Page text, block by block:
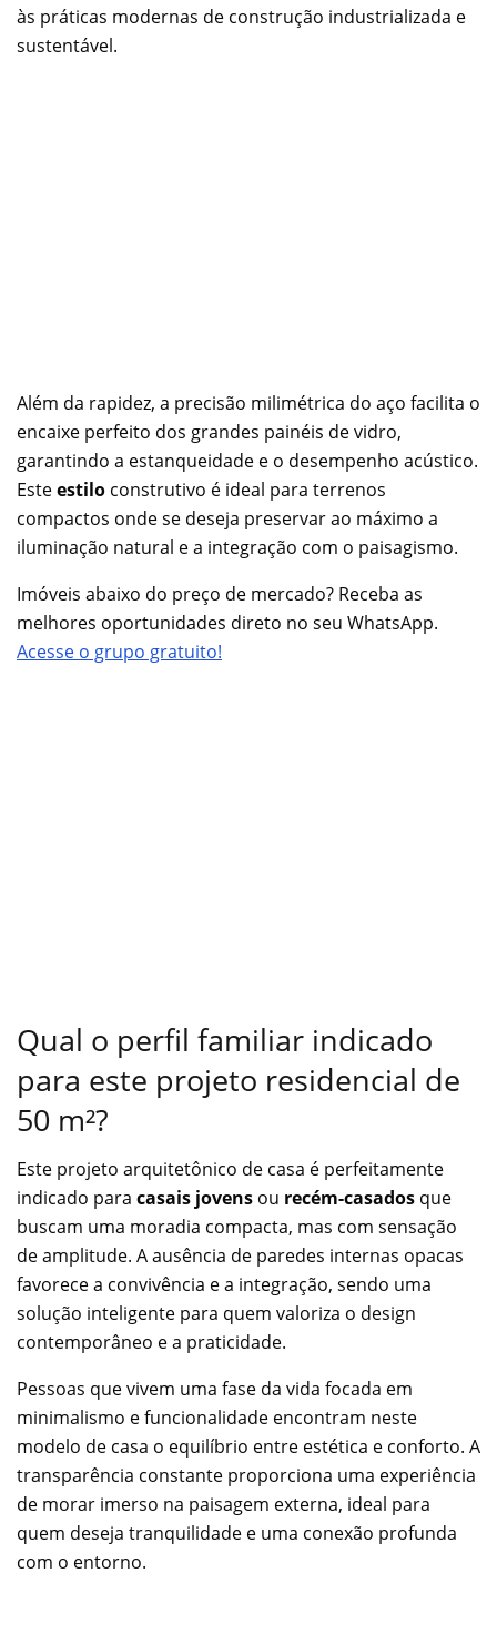
às práticas modernas de construção industrializada e
sustentável.
Além da rapidez, a precisão milimétrica do aço facilita o
encaixe perfeito dos grandes painéis de vidro,
garantindo a estanqueidade e o desempenho acústico.
Esteestilo construtivo é ideal para terrenos
compactos onde se deseja preservar ao máximo a
iluminação natural e a integração com o paisagismo.
Imóveis abaixo do preço de mercado? Receba as
melhores oportunidades direto no seu WhatsApp.
Acesse o grupo gratuito!
Qual o perfil familiar indicado
para este projeto residencial de
50 m²?
Este projeto arquitetônico de casa é perfeitamente
indicado para casais jovens ou recém-casados que
buscam uma moradia compacta, mas com sensação
de amplitude. A ausência de paredes internas opacas
favorece a convivência e a integração, sendo uma
solução inteligente para quem valoriza o design
contemporâneo e a praticidade.
Pessoas que vivem uma fase da vida focada em
minimalismo e funcionalidade encontram neste
modelo de casa o equilíbrio entre estética e conforto. A
transparência constante proporciona uma experiência
de morar imerso na paisagem externa, ideal para
quem deseja tranquilidade e uma conexão profunda
com o entorno.